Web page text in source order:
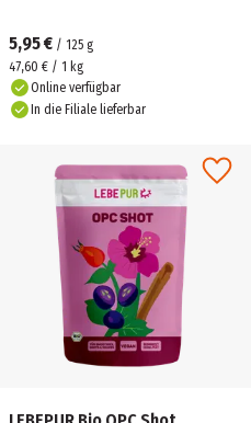
5,95 € / 125 g
47,60 € / 1 kg
Online verfügbar
In die Filiale lieferbar